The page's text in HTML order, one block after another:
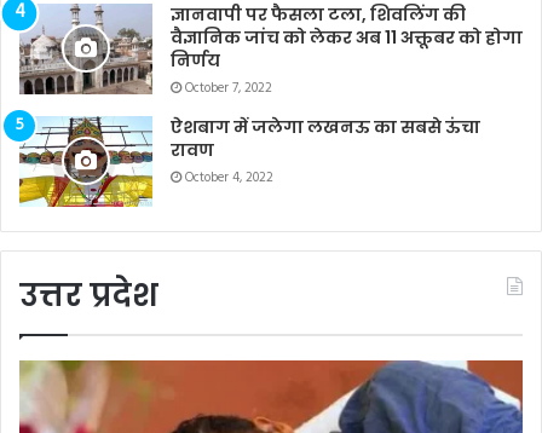
ज्ञानवापी पर फैसला टला, शिवलिंग की
वैज्ञानिक जांच को लेकर अब 11 अक्तूबर को होगा
निर्णय
October 7, 2022
ऐशबाग में जलेगा लखनऊ का सबसे ऊंचा
रावण
October 4, 2022
उत्तर प्रदेश